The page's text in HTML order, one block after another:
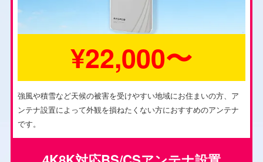
¥22,000〜
強風や積雪など天候の被害を受けやすい地域にお住まいの方、ア
ンテナ設置によって外観を損ねたくない方におすすめのアンテナ
です。